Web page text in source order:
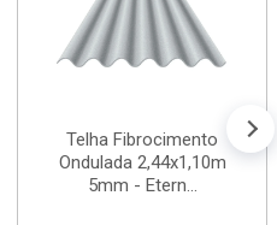
Telha Fibrocimento
Ondulada 2,44x1,10m
5mm - Etern...